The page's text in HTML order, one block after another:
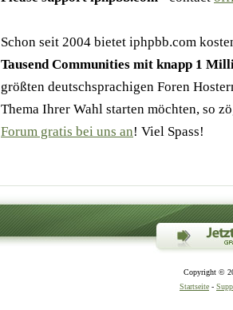
Schon seit 2004 bietet iphpbb.com
Tausend Communities mit knapp 1
größten deutschsprachigen Foren
Thema Ihrer Wahl starten möchten, so
Forum gratis bei uns an! Viel Spass!
Copyright ©
Startseite -